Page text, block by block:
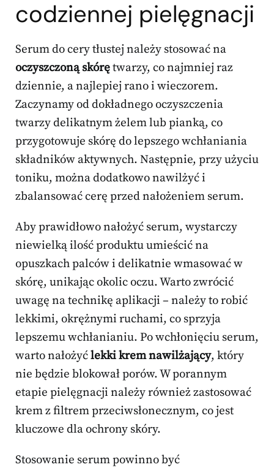
codziennej pielęgnacji
Serum do cery tłustej należy stosować na
oczyszczoną skórętwarzy, co najmniej raz
dziennie, a najlepiej rano i wieczorem.
Zaczynamy od dokładnego oczyszczenia
twarzy delikatnym żelem lub pianką, co
przygotowuje skórę do lepszego wchłaniania
składników aktywnych. Następnie, przy użyciu
toniku, można dodatkowo nawilżyć i
zbalansować cerę przed nałożeniem serum.
Aby prawidłowo nałożyć serum, wystarczy
niewielką ilość produktu umieścić na
opuszkach palców i delikatnie wmasować w
skórę, unikając okolic oczu. Warto zwrócić
uwagę na technikę aplikacji – należy to robić
lekkimi, okrężnymi ruchami, co sprzyja
lepszemu wchłanianiu. Po wchłonięciu serum,
warto nałożyćlekki krem nawilżający, który
nie będzie blokował porów. W porannym
etapie pielęgnacji należy również zastosować
krem z filtrem przeciwsłonecznym, co jest
kluczowe dla ochrony skóry.
Stosowanie serum powinno być